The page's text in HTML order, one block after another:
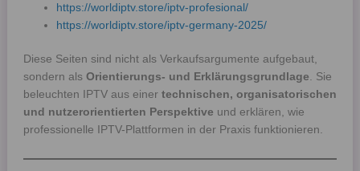
https://worldiptv.store/iptv-profesional/
https://worldiptv.store/iptv-germany-2025/
Diese Seiten sind nicht als Verkaufsargumente aufgebaut,
sondern als Orientierungs- und Erklärungsgrundlage. Sie
beleuchten IPTV aus einer technischen, organisatorischen
und nutzerorientierten Perspektive und erklären, wie
professionelle IPTV-Plattformen in der Praxis funktionieren.